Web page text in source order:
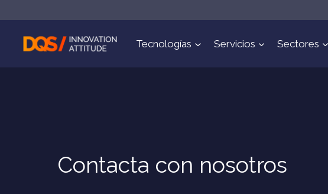
al
contenido
Tecnologías Servicios Sectores
Contacta con nosotros